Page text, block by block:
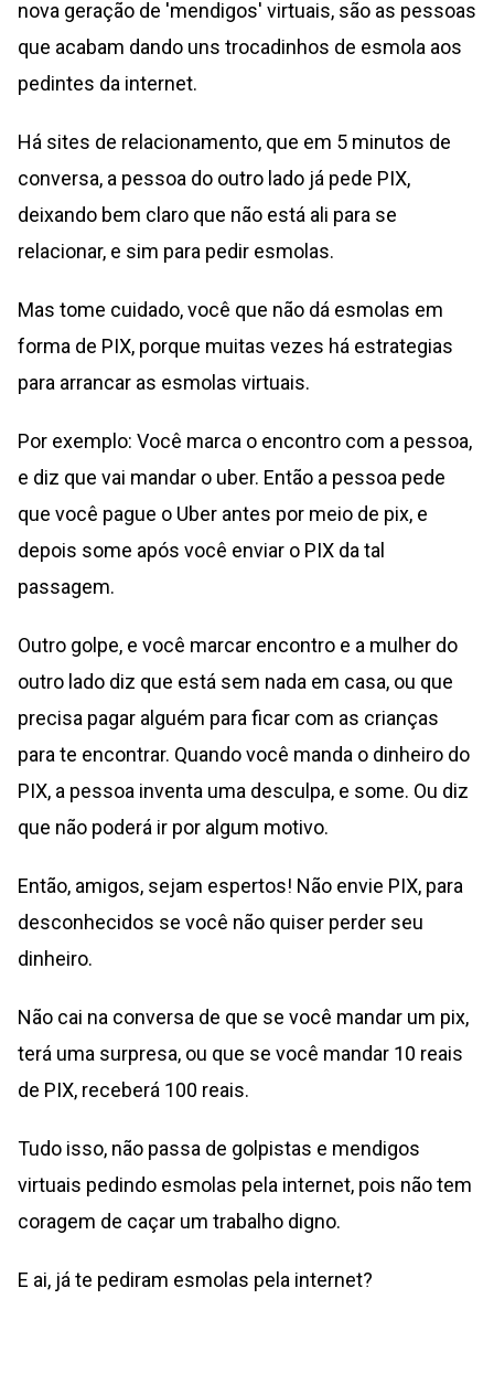
nova geração de 'mendigos' virtuais, são as pessoas
que acabam dando uns trocadinhos de esmola aos
pedintes da internet.
Há sites de relacionamento, que em 5 minutos de
conversa, a pessoa do outro lado já pede PIX,
deixando bem claro que não está ali para se
relacionar, e sim para pedir esmolas.
Mas tome cuidado, você que não dá esmolas em
forma de PIX, porque muitas vezes há estrategias
para arrancar as esmolas virtuais.
Por exemplo: Você marca o encontro com a pessoa,
e diz que vai mandar o uber. Então a pessoa pede
que você pague o Uber antes por meio de pix, e
depois some após você enviar o PIX da tal
passagem.
Outro golpe, e você marcar encontro e a mulher do
outro lado diz que está sem nada em casa, ou que
precisa pagar alguém para ficar com as crianças
para te encontrar. Quando você manda o dinheiro do
PIX, a pessoa inventa uma desculpa, e some. Ou diz
que não poderá ir por algum motivo.
Então, amigos, sejam espertos! Não envie PIX, para
desconhecidos se você não quiser perder seu
dinheiro.
Não cai na conversa de que se você mandar um pix,
terá uma surpresa, ou que se você mandar 10 reais
de PIX, receberá 100 reais.
Tudo isso, não passa de golpistas e mendigos
virtuais pedindo esmolas pela internet, pois não tem
coragem de caçar um trabalho digno.
E ai, já te pediram esmolas pela internet?